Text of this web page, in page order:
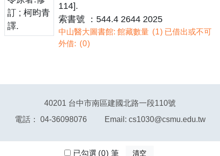
已勾選 0 筆 清空
114].
索書號 ：544.4 2644 2025
中山醫大圖書館: 館藏數量 1 已借出或不可
外借:
0
已勾選 0 筆 清空
40201 台中市南區建國北路一段110號
電話： 04-36098076 Email: cs1030@csmu.edu.tw